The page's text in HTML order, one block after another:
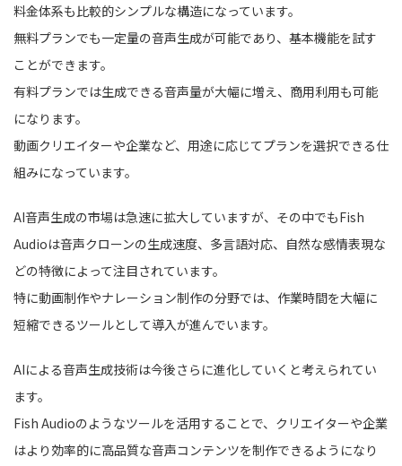
料金体系も比較的シンプルな構造になっています。
無料プランでも一定量の音声生成が可能であり、基本機能を試す
ことができます。
有料プランでは生成できる音声量が大幅に増え、商用利用も可能
になります。
動画クリエイターや企業など、用途に応じてプランを選択できる仕
組みになっています。
AI音声生成の市場は急速に拡大していますが、その中でもFish
Audioは音声クローンの生成速度、多言語対応、自然な感情表現な
どの特徴によって注目されています。
特に動画制作やナレーション制作の分野では、作業時間を大幅に
短縮できるツールとして導入が進んでいます。
AIによる音声生成技術は今後さらに進化していくと考えられてい
ます。
Fish Audioのようなツールを活用することで、クリエイターや企業
はより効率的に高品質な音声コンテンツを制作できるようになり